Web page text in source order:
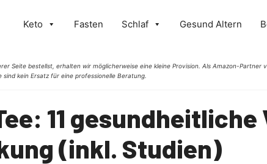
Keto Fasten Schlaf Gesund Altern
Seite bestellst, erhalten wir möglicherweise eine kleine Provision. Als Amazon-Partner
sind kein Ersatz für eine professionelle Beratung.
11
(inkl. Studien)